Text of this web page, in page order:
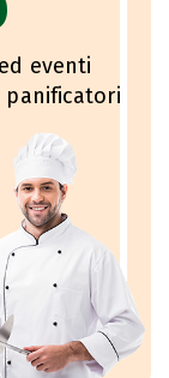
eventi
panificatori